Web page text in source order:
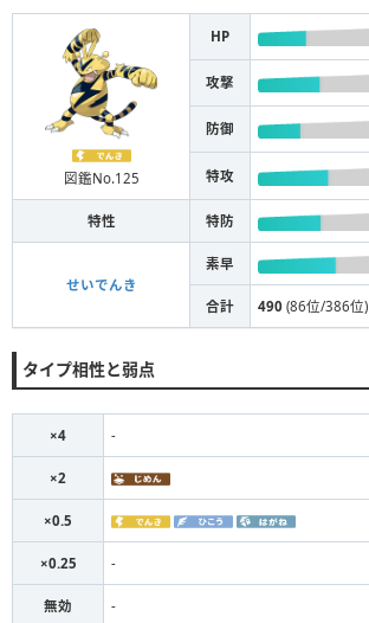
図鑑No.125
HP
攻撃
防御
特攻
特性 特防
せいでんき
素早
合計 490 (86位/386位)
タイプ相性と弱点
×4 -
×2
×0.5
×0.25 -
無効 -